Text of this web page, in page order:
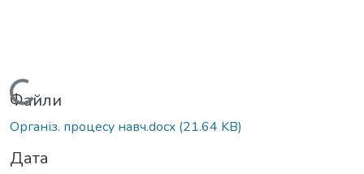
Вантажиться...
Файли
Організ. процесу навч.docx (21.64 KB)
Дата